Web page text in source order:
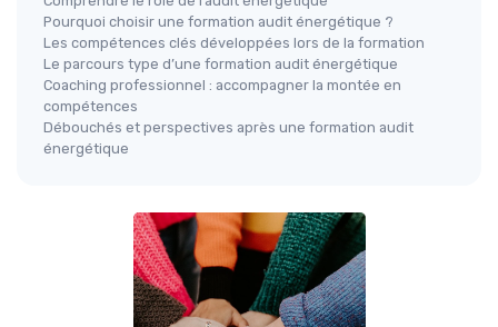
Pourquoi choisir une formation audit énergétique ?
Les compétences clés développées lors de la formation
Le parcours type d’une formation audit énergétique
Coaching professionnel : accompagner la montée en
compétences
Débouchés et perspectives après une formation audit
énergétique